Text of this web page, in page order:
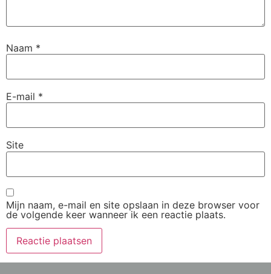
Naam *
E-mail *
Site
Mijn naam, e-mail en site opslaan in deze browser voor
de volgende keer wanneer ik een reactie plaats.